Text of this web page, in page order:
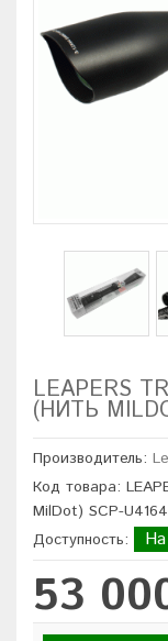
LEAPERS
(НИТЬ
Производитель:
Код товара:
MilDot) SCP-
Доступность:
53